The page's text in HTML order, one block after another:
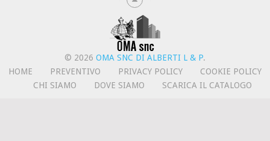
© 2026 OMA SNC DI ALBERTI L & P.
HOME
PREVENTIVO PRIVACY POLICY
COOKIE POLICY
CHI SIAMO
DOVE SIAMO SCARICA IL CATALOGO